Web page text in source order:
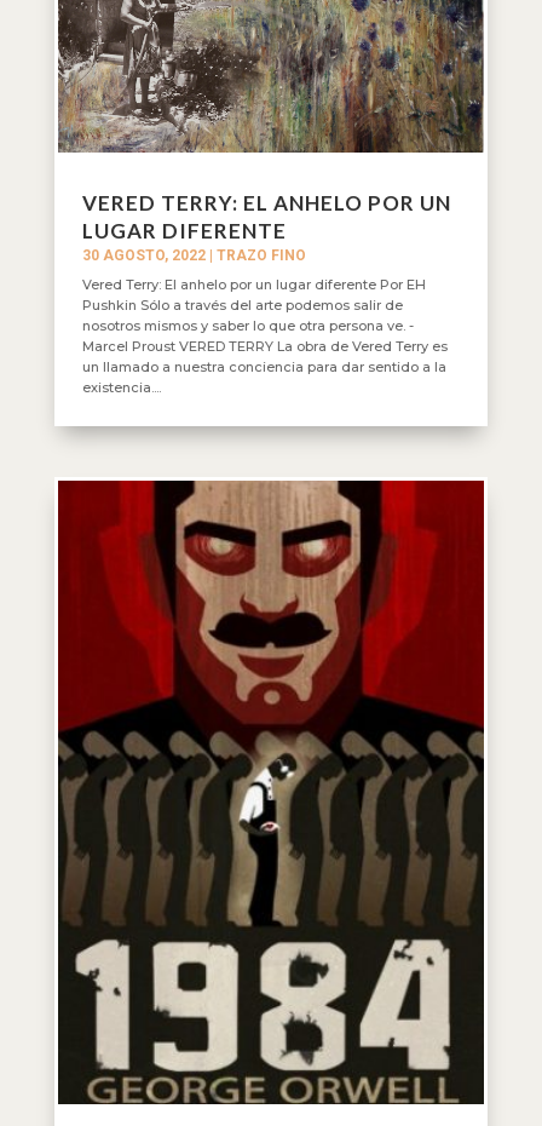
VERED TERRY: EL ANHELO POR UN
LUGAR DIFERENTE
30 AGOSTO, 2022| TRAZO FINO
Vered Terry: El anhelo por un lugar diferente Por EH
Pushkin Sólo a través del arte podemos salir de
nosotros mismos y saber lo que otra persona ve. -
Marcel Proust VERED TERRY La obra de Vered Terry es
un llamado a nuestra conciencia para dar sentido a la
existencia....